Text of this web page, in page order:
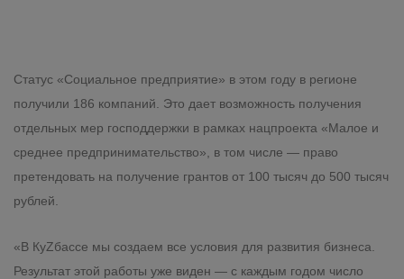
Статус «Социальное предприятие» в этом году в регионе
получили 186 компаний. Это дает возможность получения
отдельных мер господдержки в рамках нацпроекта «Малое и
среднее предпринимательство», в том числе — право
претендовать на получение грантов от 100 тысяч до 500 тысяч
рублей.
«В КуZбассе мы создаем все условия для развития бизнеса.
Результат этой работы уже виден — с каждым годом число